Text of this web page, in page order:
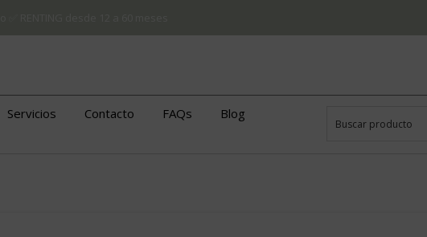
Servicios Contacto FAQs
Blog